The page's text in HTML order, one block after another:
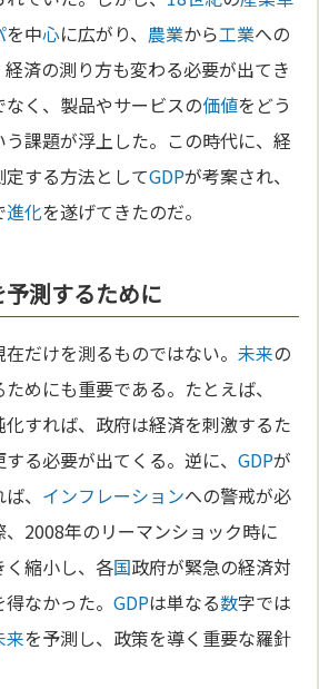
を中心に広がり、 農業から工業への
済の測り方も変わる必要が出てき
なく、製品やサービスの価値をどう
課題が浮上した。この時代に、経
する方法としてGDPが考案され、
進化を遂げてきたのだ。
測するために
在だけを測るものではない。未来の
めにも重要である。たとえば、
化すれば、政府は経済を刺激するた
する必要が出てくる。逆に、GDPが
、 インフレーションへの警戒が必
2008年のリーマンショック時に
く縮小し、各国政府が緊急の経済対
なかった。GDPは単なる数字では
来を予測し、政策を導く重要な羅針